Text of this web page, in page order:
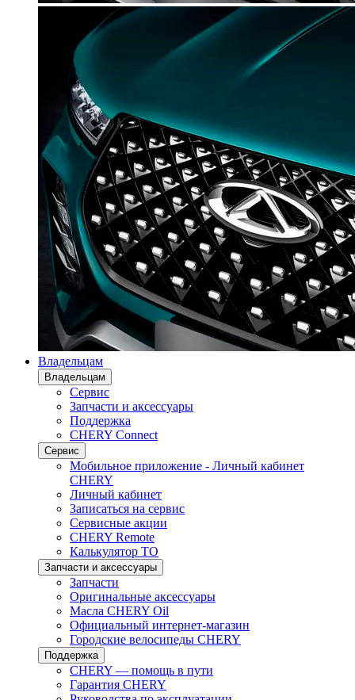
Владельцам
Владельцам
Сервис
Запчасти и аксессуары
Поддержка
CHERY Connect
Сервис
Мобильное приложение - Личный кабинет
CHERY
Личный кабинет
Записаться на сервис
Сервисные акции
CHERY Remote
Калькулятор ТО
Запчасти и аксессуары
Запчасти
Оригинальные аксессуары
Масла CHERY Oil
Официальный интернет-магазин
Городские велосипеды CHERY
Поддержка
CHERY — помощь в пути
Гарантия CHERY